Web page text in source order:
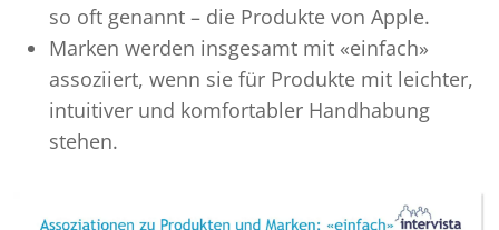
so oft genannt – die Produkte von Apple.
Marken werden insgesamt mit «einfach»
assoziiert, wenn sie für Produkte mit leichter,
intuitiver und komfortabler Handhabung
stehen.